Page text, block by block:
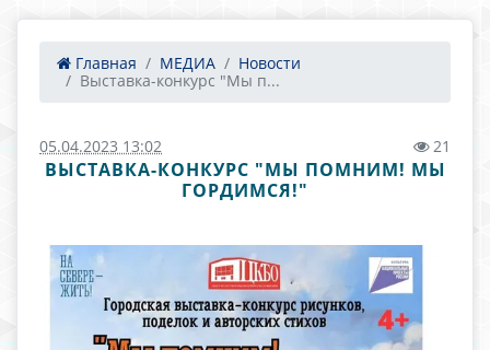
Главная МЕДИА
Новости
Выставка-конкурс "Мы п...
05.04.2023 13:02 21
ВЫСТАВКА-КОНКУРС "МЫ ПОМНИМ! МЫ
ГОРДИМСЯ!"